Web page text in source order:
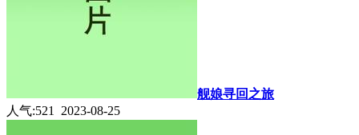
舰娘寻回之旅
人气:521 2023-08-25